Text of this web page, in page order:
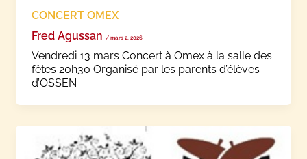
CONCERT OMEX
Fred Agussan / mars 2, 2026
Vendredi 13 mars Concert à Omex à la salle des
fêtes 20h30 Organisé par les parents d’élèves
d’OSSEN